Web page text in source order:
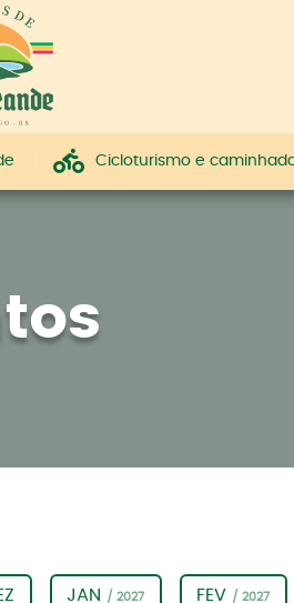
Cicloturismo e
JAN / 2027 FEV / 2027